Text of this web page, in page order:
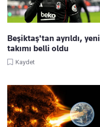
Beşiktaş'tan ayrıldı, yeni
takımı belli oldu
Kaydet